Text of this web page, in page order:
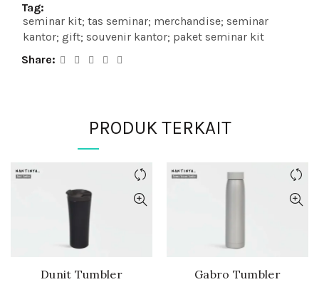
Tag:
seminar kit; tas seminar; merchandise; seminar
kantor; gift; souvenir kantor; paket seminar kit
Share
PRODUK TERKAIT
Dunit Tumbler Gabro Tumbler